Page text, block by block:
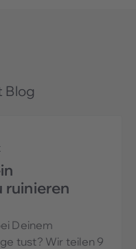
Blog
Deinem
tust? Wir teilen 9